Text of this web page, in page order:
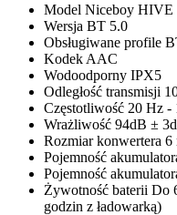
Model Niceboy HIVE
Wersja BT 5.0
Obsługiwane profile
Kodek AAC
Wodoodporny IPX5
Odległość transmisji
Częstotliwość 20 Hz -
Wrażliwość 94dB ±
Rozmiar konwertera 6
Pojemność
Pojemność
Żywotność baterii Do
godzin z ładowarką)